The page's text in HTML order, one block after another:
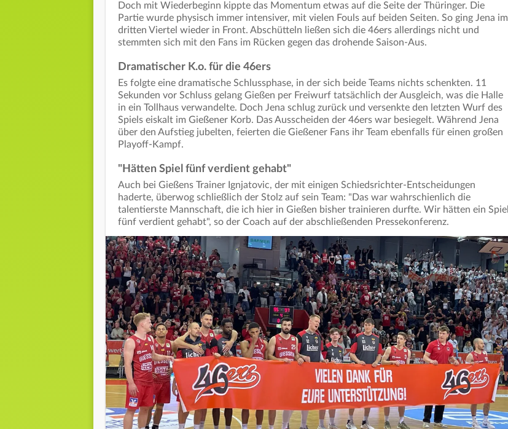
Doch mit Wiederbeginn kippte das Momentum etwas auf die Seite der Thüringer. Die
Partie wurde physisch immer intensiver, mit vielen Fouls auf beiden Seiten. So ging Jena im
dritten Viertel wieder in Front. Abschütteln ließen sich die 46ers allerdings nicht und
stemmten sich mit den Fans im Rücken gegen das drohende Saison-Aus.
Dramatischer K.o. für die 46ers
Es folgte eine dramatische Schlussphase, in der sich beide Teams nichts schenkten. 11
Sekunden vor Schluss gelang Gießen per Freiwurf tatsächlich der Ausgleich, was die Halle
in ein Tollhaus verwandelte. Doch Jena schlug zurück und versenkte den letzten Wurf des
Spiels eiskalt im Gießener Korb. Das Ausscheiden der 46ers war besiegelt. Während Jena
über den Aufstieg jubelten, feierten die Gießener Fans ihr Team ebenfalls für einen großen
Playoff-Kampf.
"Hätten Spiel fünf verdient gehabt"
Auch bei Gießens Trainer Ignjatovic, der mit einigen Schiedsrichter-Entscheidungen
haderte, überwog schließlich der Stolz auf sein Team: "Das war wahrschienlich die
talentierste Mannschaft, die ich hier in Gießen bisher trainieren durfte. Wir hätten ein Spiel
fünf verdient gehabt", so der Coach auf der abschließenden Pressekonferenz.